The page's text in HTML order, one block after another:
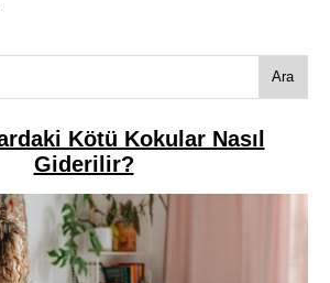
Ara
Kötü Kokular Nasıl
Giderilir?